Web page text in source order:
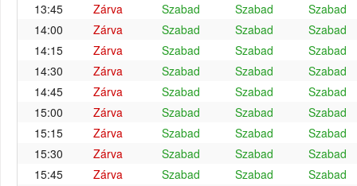
13:45
Zárva Szabad Szabad
Szabad
14:00
Zárva Szabad Szabad
Szabad
14:15
Zárva Szabad Szabad
Szabad
14:30
Zárva Szabad Szabad
Szabad
14:45
Zárva Szabad Szabad
Szabad
15:00
Zárva Szabad Szabad
Szabad
15:15
Zárva Szabad Szabad
Szabad
15:30
Zárva Szabad Szabad
Szabad
15:45
Zárva Szabad Szabad
Szabad